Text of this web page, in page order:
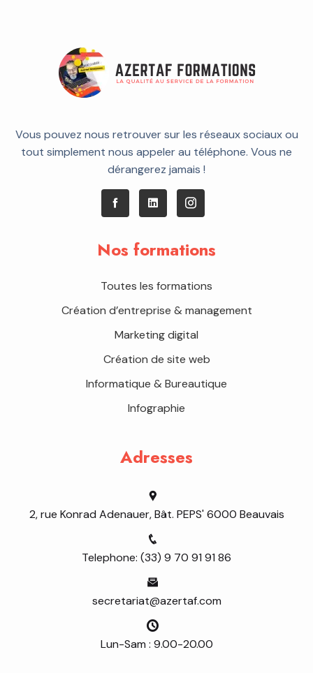
Vous pouvez nous retrouver sur les réseaux sociaux ou
tout simplement nous appeler au téléphone. Vous ne
dérangerez jamais !
Nos formations
Toutes les formations
Création d’entreprise & management
Marketing digital
Création de site web
Informatique & Bureautique
Infographie
Adresses
2, rue Konrad Adenauer, Bât. PEPS' 6000 Beauvais
Telephone: (33) 9 70 91 91 86
secretariat@azertaf.com
Lun-Sam : 9.00-20.00